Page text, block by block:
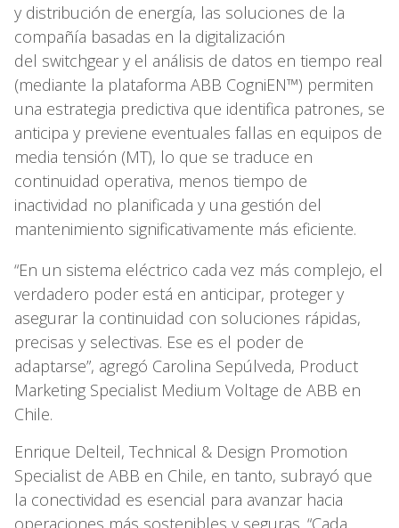
y distribución de energía, las soluciones de la
compañía basadas en la digitalización
del switchgear y el análisis de datos en tiempo real
(mediante la plataforma ABB CogniEN™) permiten
una estrategia predictiva que identifica patrones, se
anticipa y previene eventuales fallas en equipos de
media tensión (MT), lo que se traduce en
continuidad operativa, menos tiempo de
inactividad no planificada y una gestión del
mantenimiento significativamente más eficiente.
“En un sistema eléctrico cada vez más complejo, el
verdadero poder está en anticipar, proteger y
asegurar la continuidad con soluciones rápidas,
precisas y selectivas. Ese es el poder de
adaptarse”, agregó Carolina Sepúlveda, Product
Marketing Specialist Medium Voltage de ABB en
Chile.
Enrique Delteil, Technical & Design Promotion
Specialist de ABB en Chile, en tanto, subrayó que
la conectividad es esencial para avanzar hacia
operaciones más sostenibles y seguras. “Cada